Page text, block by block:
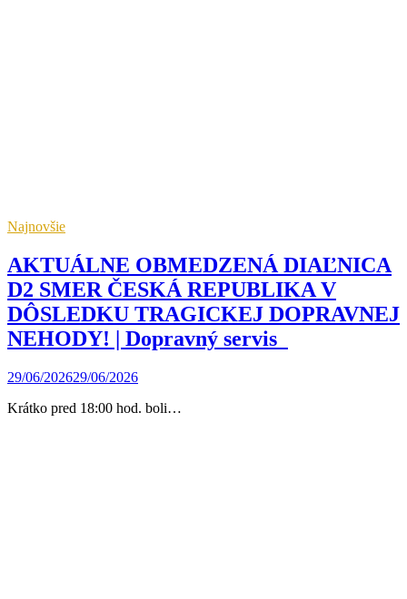
Najnovšie
AKTUÁLNE OBMEDZENÁ DIAĽNICA
D2 SMER ČESKÁ REPUBLIKA V
DÔSLEDKU TRAGICKEJ DOPRAVNEJ
NEHODY! | Dopravný servis
29/06/202629/06/2026
Krátko pred 18:00 hod. boli…